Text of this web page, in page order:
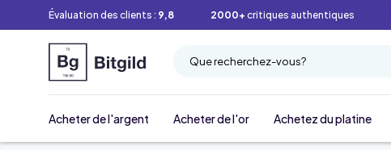
Évaluation des clients : 9,8 2000+ critiques authentiques
Que recherchez-vous?
Acheter de l'argent Acheter de l'or Achetez du platine